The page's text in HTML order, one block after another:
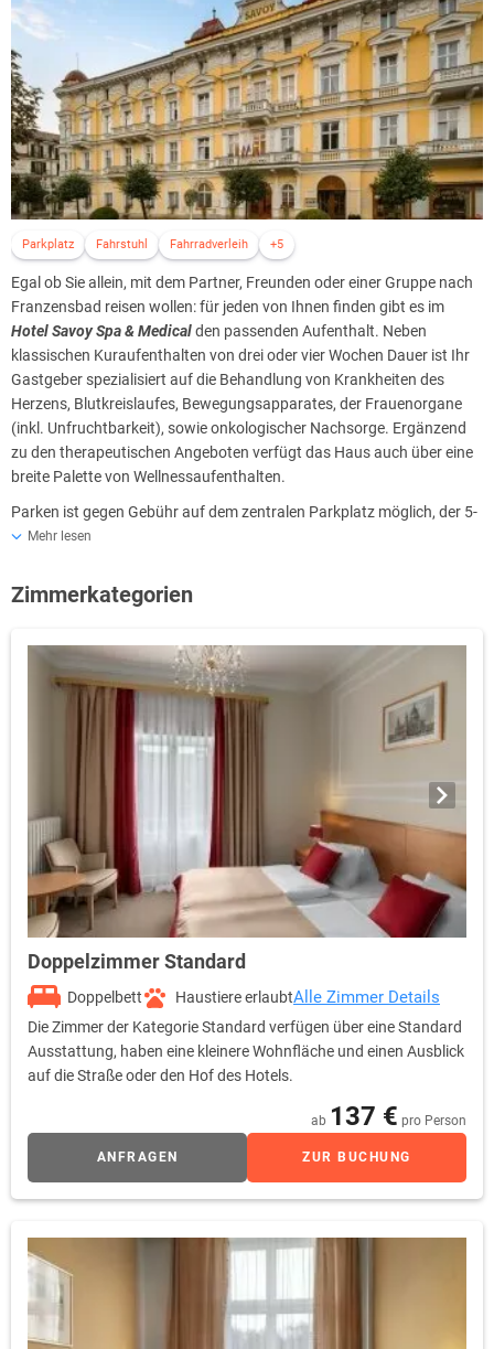
Parkplatz Fahrstuhl Fahrradverleih +5
Egal ob Sie allein, mit dem Partner, Freunden oder einer Gruppe nach
Franzensbad reisen wollen: für jeden von Ihnen finden gibt es im
Hotel Savoy Spa & Medicalden passenden Aufenthalt. Neben
klassischen Kuraufenthalten von drei oder vier Wochen Dauer ist Ihr
Gastgeber spezialisiert auf die Behandlung von Krankheiten des
Herzens, Blutkreislaufes, Bewegungsapparates, der Frauenorgane
(inkl. Unfruchtbarkeit), sowie onkologischer Nachsorge. Ergänzend
zu den therapeutischen Angeboten verfügt das Haus auch über eine
breite Palette von Wellnessaufenthalten.
Parken ist gegen Gebühr auf dem zentralen Parkplatz möglich, der 5-
10 Minuten zu Fuß entfernt ist.
Mehr lesen
Zimmerkategorien
Doppelzimmer Standard
Doppelbett Haustiere erlaubtAlle Zimmer Details
Die Zimmer der Kategorie Standard verfügen über eine Standard
Ausstattung, haben eine kleinere Wohnfläche und einen Ausblick
auf die Straße oder den Hof des Hotels.
ab 137 € pro Person
ANFRAGEN ZUR BUCHUNG